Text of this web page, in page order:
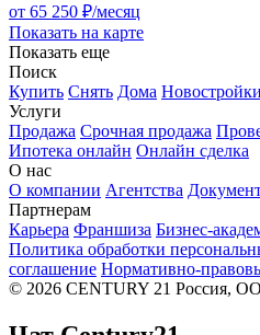
от 65 250 ₽/месяц
Показать на карте
Показать еще
Поиск
Купить Снять Дома Новостройки
Услуги
Продажа Срочная продажа
Ипотека онлайн Онлайн сделка
О нас
О компании Агентства
Партнерам
Карьера Франшиза Бизнес-
Политика обработки
соглашение Нормативно-
© 2026 CENTURY 21